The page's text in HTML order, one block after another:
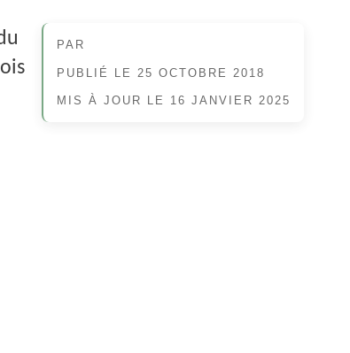
PAR
PUBLIÉ LE 25 OCTOBRE 2018
MIS À JOUR LE 16 JANVIER 2025